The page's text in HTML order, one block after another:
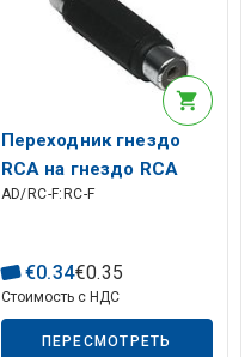
Переходник гнездо
RCA на гнездо RCA
AD/RC-F:RC-F
€0.34€0.35
Стоимость с НДС
ПЕРЕСМОТРЕТЬ